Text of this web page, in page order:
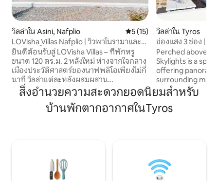
วิลล่าใน Asini, Nafplio คะแนนเฉลี่ย 5 จาก 5, 15 รีวิว
5 (15)
LOVisha Villas Nafplio | วิวพาโนรามาและ
สระว่ายน้ำ
ยินดีต้อนรับสู่ LOVisha Villas – ที่พักหรู
ขนาด 120 ตร.ม. 2 หลังใหม่ ห่างจากใจกลาง
เมืองประวัติศาสตร์ของนาฟพลิโอเพียงไม่กี่
นาที วิลล่าแต่ละหลังผสมผสาน
สถาปัตยกรรมร่วมสมัยกับความเป็นส่วนตัว
การออกแบบมินิมอลที่ประณีต สระว่ายน้ำ
ส่วนตัวขนาดใหญ่ ห้องนอนที่มีห้องน้ำในตัว
ความพิเศษ และความสะดวกสบายสำหรับ
ครอบครัว คู่รัก คู่ฮันนีมูน และแขกวีไอพี
วิลล่าใน Tyros
ช่องแสง 3 ช่อง | บ้
Perched above
Skylights is a
offering
surrounding
traditional Greek
sized 145 sq.m.
authentic and
village life and a
สิ่งอำนวยความสะดวกยอดนิยมสำหรับ
บ้านพักตากอากาศในTyros